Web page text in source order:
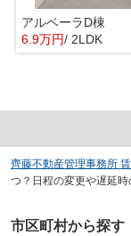
アルベーラD棟
6.9万円/ 2LDK
齊藤不動産管理事務所
つ？日程の変更や遅延
市区町村から探す